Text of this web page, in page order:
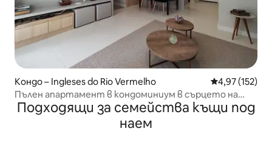
Кондо – Ingleses do Rio Vermelho Средна
4,97 (152)
Пълен апартамент в кондоминиум в сърцето на
Инглесес
Подходящи за семейства къщи под
наем